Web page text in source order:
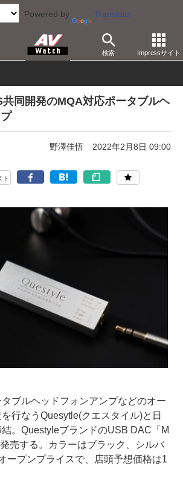
Powered by Translate
検索 Impressサイト
ッドフォンアンプ その他
同開発のMQA対応ポータブルヘ
野澤佳悟 2022年2月8日 09:00
ト
ブルヘッドフォンアンプなどのオー
行なうQuesytle(クエスタイル)と日
。QuestyleブランドのUSB DAC「M
売する。カラーはブラック、シルバ
ープンプライスで、店頭予想価格は1